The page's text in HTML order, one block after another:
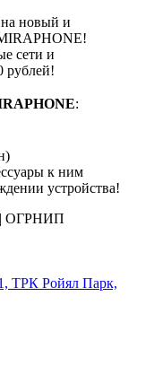
новый и
сети и
рублей!
:
к ним
устройства!
| ОГРНИП
ТРК Ройял Парк,